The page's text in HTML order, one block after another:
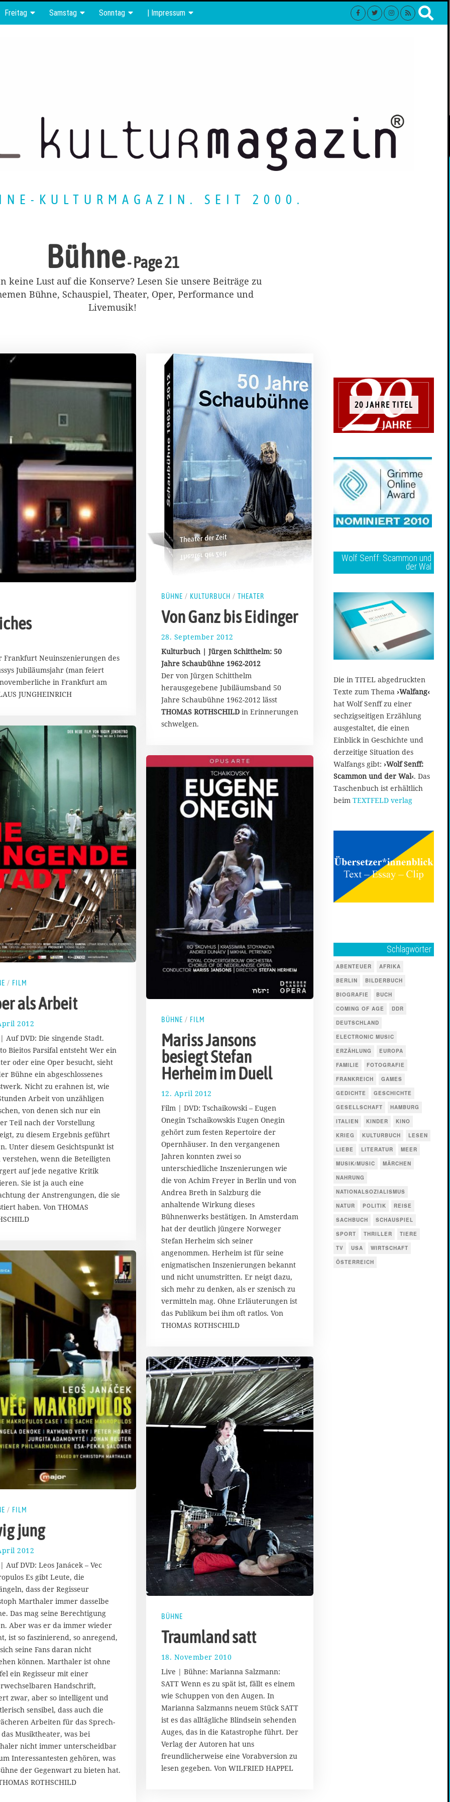
Freitag Samstag Sonntag | Impressum
KULTURMAGAZIN. SEIT 2000.
Bühne- Page 21
keine Lust auf die Konserve? Lesen Sie unsere Beiträge zu
Bühne, Schauspiel, Theater, Oper, Performance und
Livemusik!
Frankfurt Neuinszenierungen des
Jubiläumsjahr (man feiert
in Frankfurt am
JUNGHEINRICH
BÜHNE / KULTURBUCH / THEATER
Von Ganz bis Eidinger
28. September 2012
0
.
J
u
n
i
2
0
Kulturbuch | Jürgen Schitthelm: 50
Jahre Schaubühne 1962-2012
Der von Jürgen Schitthelm
herausgegebene Jubiläumsband 50
Jahre Schaubühne 1962-2012 lässt
THOMAS ROTHSCHILDin Erinnerungen
schwelgen.
/ FILM
als Arbeit
2012
.
M
ä
r
z
2
0
1
4
Auf DVD: Die singende Stadt.
Bieitos Parsifal entsteht Wer ein
oder eine Oper besucht, sieht
Bühne ein abgeschlossenes
Nicht zu erahnen ist, wie
Arbeit von unzähligen
von denen sich nur ein
Teil nach der Vorstellung
zu diesem Ergebnis geführt
Unter diesem Gesichtspunkt ist
verstehen, wenn die Beteiligten
auf jede negative Kritik
Sie ist ja auch eine
der Anstrengungen, die sie
haben. Von THOMAS
BÜHNE / FILM
Mariss Jansons
besiegt Stefan
Herheim im Duell
12. April 2012
2
.
M
ä
r
z
0
1
4
Film | DVD: Tschaikowski – Eugen
Onegin Tschaikowskis Eugen Onegin
gehört zum festen Repertoire der
Opernhäuser. In den vergangenen
Jahren konnten zwei so
unterschiedliche Inszenierungen wie
die von Achim Freyer in Berlin und von
Andrea Breth in Salzburg die
anhaltende Wirkung dieses
Bühnenwerks bestätigen. In Amsterdam
hat der deutlich jüngere Norweger
Stefan Herheim sich seiner
angenommen. Herheim ist für seine
enigmatischen Inszenierungen bekannt
und nicht unumstritten. Er neigt dazu,
sich mehr zu denken, als er szenisch zu
vermitteln mag. Ohne Erläuterungen ist
das Publikum bei ihm oft ratlos. Von
THOMAS ROTHSCHILD
/ FILM
jung
2012
.
M
ä
r
z
2
0
1
4
Auf DVD: Leos Janácek – Vec
Es gibt Leute, die
dass der Regisseur
Marthaler immer dasselbe
Das mag seine Berechtigung
Aber was er da immer wieder
ist so faszinierend, so anregend,
seine Fans daran nicht
können. Marthaler ist ohne
ein Regisseur mit einer
Handschrift,
zwar, aber so intelligent und
sensibel, dass auch die
Arbeiten für das Sprech-
Musiktheater, was bei
nicht immer unterscheidbar
Interessantesten gehören, was
der Gegenwart zu bieten hat.
ROTHSCHILD
BÜHNE
Traumland satt
18. November 2010
.
F
e
b
r
a
r
2
0
Live | Bühne: Marianna Salzmann:
SATT Wenn es zu spät ist, fällt es einem
wie Schuppen von den Augen. In
Marianna Salzmanns neuem Stück SATT
ist es das alltägliche Blindsein sehenden
Auges, das in die Katastrophe führt. Der
Verlag der Autoren hat uns
freundlicherweise eine Vorabversion zu
lesen gegeben. Von WILFRIED HAPPEL
20 JAHRE TITEL
Wolf Senff: Scammon und
der Wal
Die in TITEL abgedruckten
Texte zum Thema ›Walfang‹
hat Wolf Senff zu einer
sechzigseitigen Erzählung
ausgestaltet, die einen
Einblick in Geschichte und
derzeitige Situation des
Walfangs gibt: ›Wolf Senff:
Scammon und der Wal‹. Das
Taschenbuch ist erhältlich
beim TEXTFELD verlag
Schlagwörter
ABENTEUER
AFRIKA
BERLIN
BILDERBUCH
BIOGRAFIE
BUCH
COMING OF AGE
DDR
DEUTSCHLAND
ELECTRONIC MUSIC
ERZÄHLUNG
EUROPA
FAMILIE
FOTOGRAFIE
FRANKREICH
GAMES
GEDICHTE
GESCHICHTE
GESELLSCHAFT
HAMBURG
ITALIEN
KINDER
KINO
KRIEG
KULTURBUCH
LESEN
LIEBE
LITERATUR
MEER
MUSIK/MUSIC
MÄRCHEN
NAHRUNG
NATIONALSOZIALISMUS
NATUR
POLITIK
REISE
SACHBUCH
SCHAUSPIEL
SPORT
THRILLER
TIERE
TV
USA
WIRTSCHAFT
ÖSTERREICH